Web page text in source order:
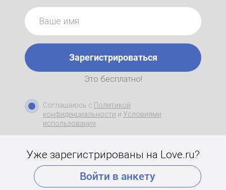
Зарегистрироваться
Это бесплатно!
Соглашаюсь с Политикой
конфиденциальности и Условиями
использования
Уже зарегистрированы на Love.ru?
Войти в анкету